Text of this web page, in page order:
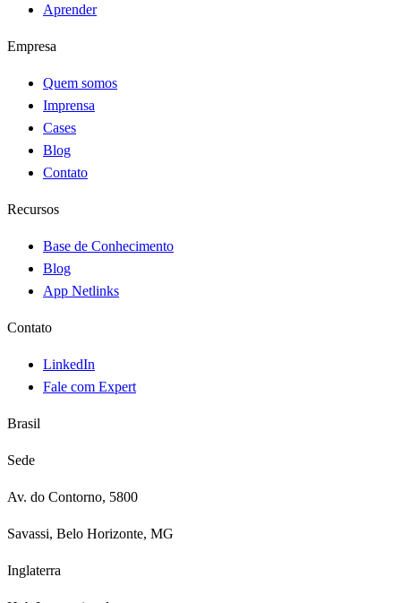
Aprender
Empresa
Quem somos
Imprensa
Cases
Blog
Contato
Recursos
Base de Conhecimento
Blog
App Netlinks
Contato
LinkedIn
Fale com Expert
Brasil
Sede
Av. do Contorno, 5800
Savassi, Belo Horizonte, MG
Inglaterra